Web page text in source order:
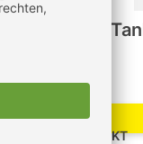
HAKRO
ZUM
PRODUKT